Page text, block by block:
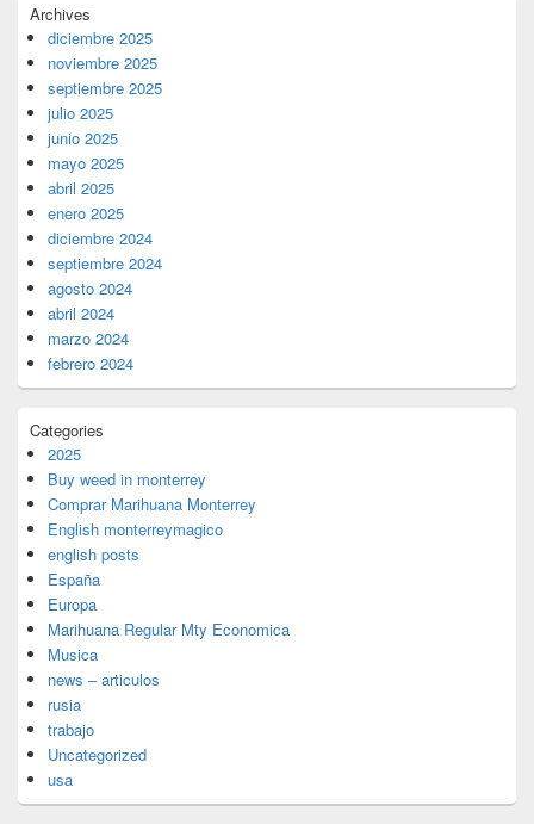
Archives
diciembre 2025
noviembre 2025
septiembre 2025
julio 2025
junio 2025
mayo 2025
abril 2025
enero 2025
diciembre 2024
septiembre 2024
agosto 2024
abril 2024
marzo 2024
febrero 2024
Categories
2025
Buy weed in monterrey
Comprar Marihuana Monterrey
English monterreymagico
english posts
España
Europa
Marihuana Regular Mty Economica
Musica
news – articulos
rusia
trabajo
Uncategorized
usa